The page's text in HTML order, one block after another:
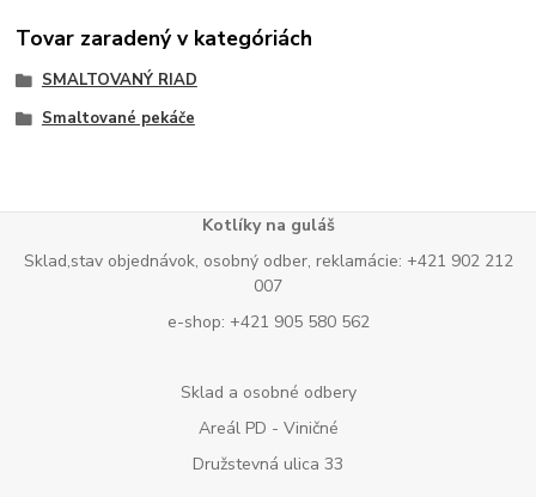
Tovar zaradený v kategóriách
SMALTOVANÝ RIAD
Smaltované pekáče
Kotlíky na guláš
Sklad,stav objednávok, osobný odber, reklamácie: +421 902 212
007
e-shop: +421 905 580 562
Sklad a osobné odbery
Areál PD - Viničné
Družstevná ulica 33